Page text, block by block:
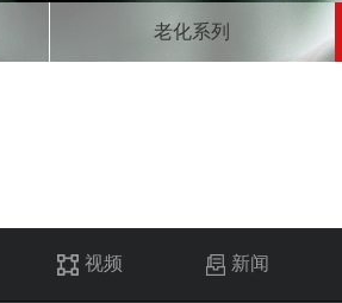
老化系列
视频 新闻